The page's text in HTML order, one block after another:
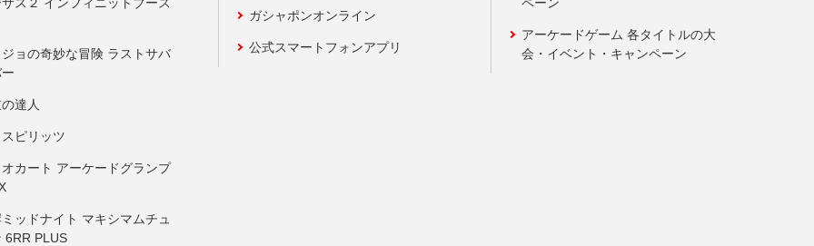
ョの奇妙な冒険 ラストサバ
達人
ピリッツ
カート アーケードグランプ
ッドナイト マキシマムチュ
6RR PLUS
ガシャポンオンライン
公式スマートフォンアプリ
アーケードゲーム 各タイトルの大
会・イベント・キャンペーン